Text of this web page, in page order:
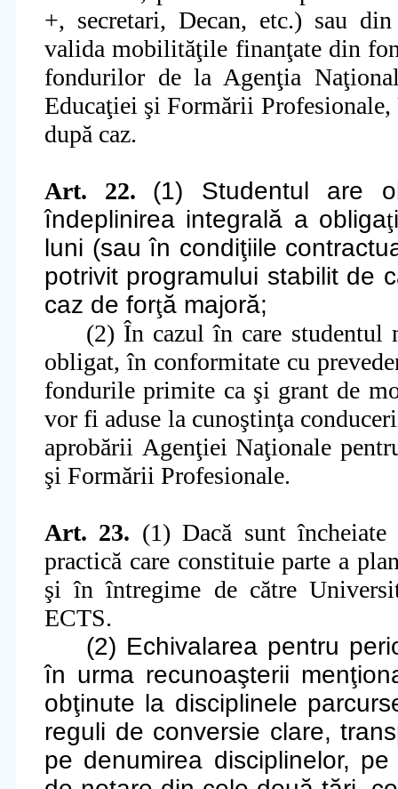
+, secretari, Decan, etc.) sau
valida mobilităţile finanţate din
fondurilor de la Agenţia Naţ
Educaţiei şi Formării Profesionale,
după caz.
Art. 22. (1) Studentul are
îndeplinirea integrală a obligaţ
luni (sau în condiţiile
potrivit programului stabilit de
caz de forţă majoră;
(2) În cazul în care studentul
obligat, în conformitate cu
fondurile primite ca şi grant de
vor fi aduse la cunoştinţa
aprobării Agenţiei Naţionale
şi Formării Profesionale.
Art. 23. (1) Dacă sunt
practică care constituie parte a
şi în întregime de către
ECTS.
(2) Echivalarea pentru
în urma recunoaşterii
obţinute la disciplinele
reguli de conversie clare,
pe denumirea disciplinelor,